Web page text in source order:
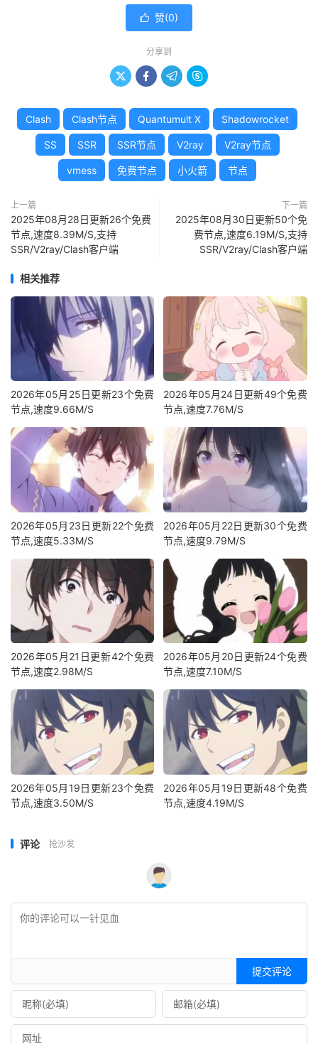
 赞(0)
分享到
   
Clash Clash节点 Quantumult X Shadowrocket
SS SSR SSR节点 V2ray V2ray节点
vmess 免费节点 小火箭 节点
上一篇
2025年08月28日更新26个免费
节点,速度8.39M/S,支持
SSR/V2ray/Clash客户端
下一篇
2025年08月30日更新50个免
费节点,速度6.19M/S,支持
SSR/V2ray/Clash客户端
相关推荐
2026年05月25日更新23个免费
节点,速度9.66M/S
2026年05月24日更新49个免费
节点,速度7.76M/S
2026年05月23日更新22个免费
节点,速度5.33M/S
2026年05月22日更新30个免费
节点,速度9.79M/S
2026年05月21日更新42个免费
节点,速度2.98M/S
2026年05月20日更新24个免费
节点,速度7.10M/S
2026年05月19日更新23个免费
节点,速度3.50M/S
2026年05月19日更新48个免费
节点,速度4.19M/S
评论 抢沙发
提交评论